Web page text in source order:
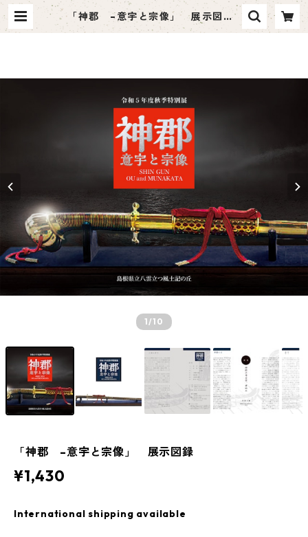
「神郡 –意宇と宗像」 展示図録 |
ハーベスト出版
1/10
「神郡 –意宇と宗像」 展示図録
¥1,430
International shipping available